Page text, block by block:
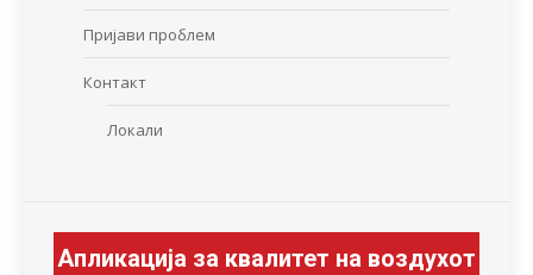
Пријави проблем
Контакт
Локали
Апликација за квалитет на воздухот